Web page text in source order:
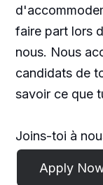
faire part lors
nous. Nous
candidats de
savoir ce que
Joins-toi à